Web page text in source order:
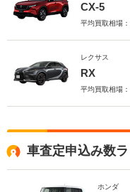
CX-5
平均買取相場：
レクサス
RX
平均買取相場：
車査定申込み数
ホンダ